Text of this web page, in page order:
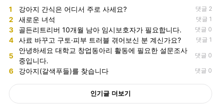
1 강아지 간식은 어디서 주로 사세요? 댓글 2
2 새로운 녀석 댓글 1
3 골든리트리버 10개월 남아 임시보호자가 필요합니다. 댓글 0
4 사료 바꾸고 구토·피부 트러블 겪어보신 분 계신가요? 댓글 1
5
안녕하세요 대학교 창업동아리 활동에 필요한 설문조사
중입니다.
댓글 0
6 강아지(갈색푸들)를 찾습니다 댓글 0
인기글 더보기